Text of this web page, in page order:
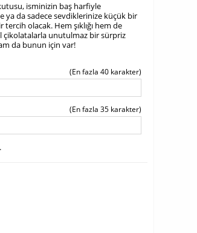
isminizin baş harfiyle
ya da sadece sevdiklerinize küçük bir
olacak. Hem şıklığı hem de
çikolatalarla unutulmaz bir sürpriz
da bunun için var!
(En fazla 40 karakter)
(En fazla 35 karakter)